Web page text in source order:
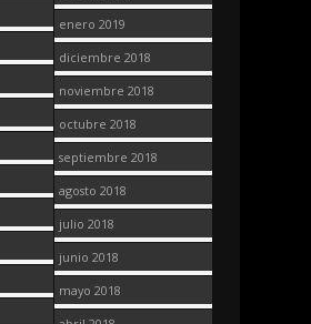
enero 2019
diciembre 2018
noviembre 2018
octubre 2018
septiembre 2018
agosto 2018
julio 2018
junio 2018
mayo 2018